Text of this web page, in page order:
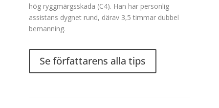
hög ryggmärgsskada (C4). Han har personlig
assistans dygnet rund, därav 3,5 timmar dubbel
bemanning.
Se författarens alla tips